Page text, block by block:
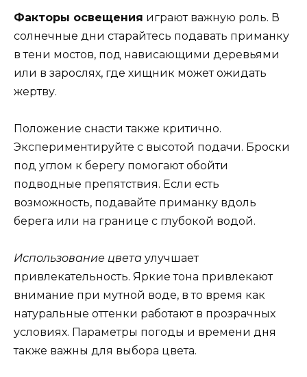
Факторы освещения играют важную роль. В
солнечные дни старайтесь подавать приманку
в тени мостов, под нависающими деревьями
или в зарослях, где хищник может ожидать
жертву.
Положение снасти также критично.
Экспериментируйте с высотой подачи. Броски
под углом к берегу помогают обойти
подводные препятствия. Если есть
возможность, подавайте приманку вдоль
берега или на границе с глубокой водой.
Использование цвета улучшает
привлекательность. Яркие тона привлекают
внимание при мутной воде, в то время как
натуральные оттенки работают в прозрачных
условиях. Параметры погоды и времени дня
также важны для выбора цвета.